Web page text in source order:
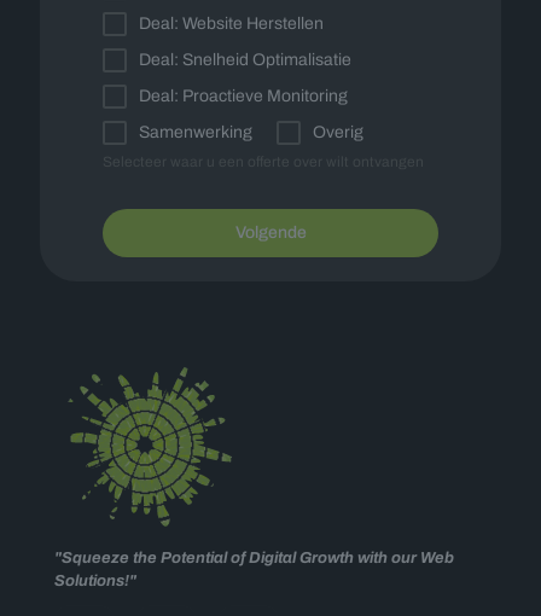
Deal: Website Herstellen
Deal: Snelheid Optimalisatie
Deal: Proactieve Monitoring
Samenwerking
Overig
Volgende
"Squeeze the Potential of Digital Growth with our Web
Solutions!"